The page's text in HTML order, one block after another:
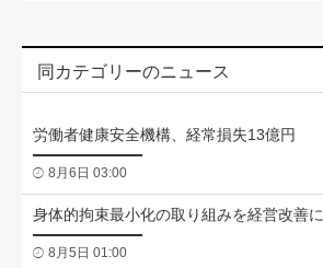
同カテゴリーのニュース
労働者健康安全機構、経常損失13億円
8月6日 03:00
身体的拘束最小化の取り組みを経営改善に
8月5日 01:00